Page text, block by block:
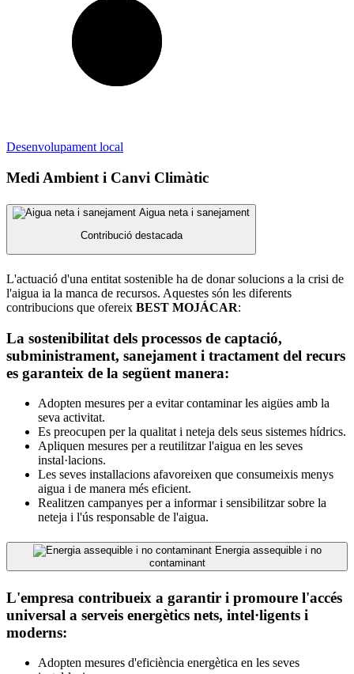
Desenvolupament local
Medi Ambient i Canvi Climàtic
Aigua neta i sanejament
Contribució destacada
L'actuació d'una entitat sostenible ha de donar solucions a la crisi de
l'aigua ia la manca de recursos. Aquestes són les diferents
contribucions que ofereix BEST MOJÁCAR:
La sostenibilitat dels processos de captació,
subministrament, sanejament i tractament del recurs
es garanteix de la següent manera:
Adopten mesures per a evitar contaminar les aigües amb la
seva activitat.
Es preocupen per la qualitat i neteja dels seus sistemes hídrics.
Apliquen mesures per a reutilitzar l'aigua en les seves
instal·lacions.
Les seves installacions afavoreixen que consumeixis menys
aigua i de manera més eficient.
Realitzen campanyes per a informar i sensibilitzar sobre la
neteja i l'ús responsable de l'aigua.
Energia assequible i no
contaminant
L'empresa contribueix a garantir i promoure l'accés
universal a serveis energètics nets, intel·ligents i
moderns:
Adopten mesures d'eficiència energètica en les seves